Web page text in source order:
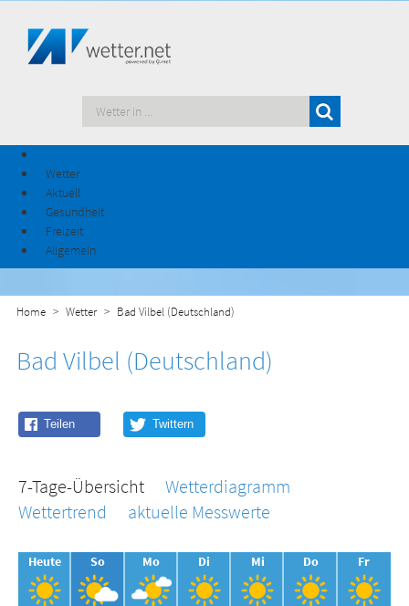
Wetter
Aktuell
Gesundheit
Freizeit
Allgemein
Home Wetter Bad Vilbel (Deutschland)
Bad Vilbel (Deutschland)
7-Tage-Übersicht
Wetterdiagramm
Wettertrend
aktuelle Messwerte
Heute So Mo Di Mi Do Fr